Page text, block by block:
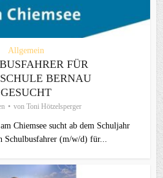
Allgemein
FÜR
BERNAU
GESUCHT
von Toni Hötzelsperger
Chiemsee sucht ab dem Schuljahr
Schulbusfahrer (m/w/d) für...